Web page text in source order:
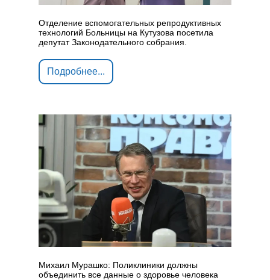
Отделение вспомогательных репродуктивных
технологий Больницы на Кутузова посетила
депутат Законодательного собрания.
Подробнее...
Михаил Мурашко: Поликлиники должны
объединить все данные о здоровье человека